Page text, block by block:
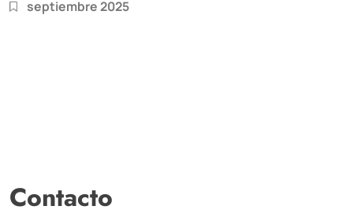
septiembre 2025
Contacto